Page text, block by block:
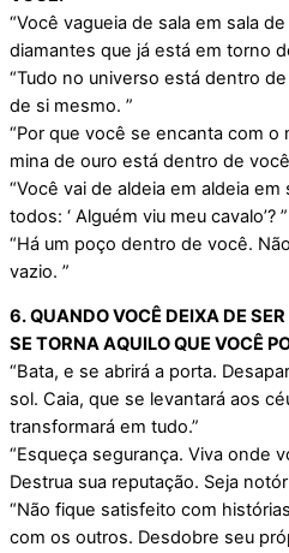
“Você vagueia de sala em sala
diamantes que já está em torno
“Tudo no universo está dentro
de si mesmo. ”
“Por que você se encanta com o
mina de ouro está dentro de
“Você vai de aldeia em aldeia
todos: ‘ Alguém viu meu cavalo’? ”
“Há um poço dentro de você.
vazio. ”
6. QUANDO VOCÊ DEIXA DE
SE TORNA AQUILO QUE VOCÊ
“Bata, e se abrirá a porta.
sol. Caia, que se levantará aos
transformará em tudo.”
“Esqueça segurança. Viva onde
Destrua sua reputação. Seja
“Não fique satisfeito com
com os outros. Desdobre seu